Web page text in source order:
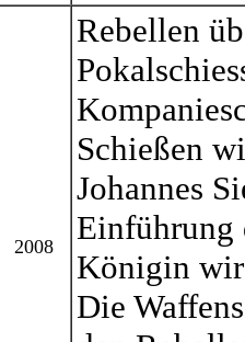
2008
Rebellen
Schießen
Johannes
Einführung
Königin
Die